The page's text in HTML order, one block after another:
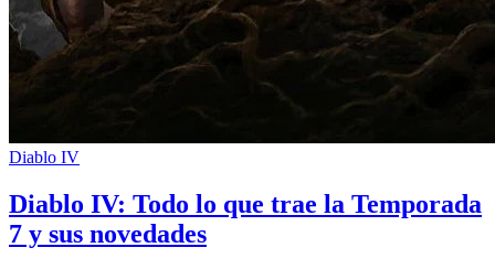
Diablo IV
Diablo IV: Todo lo que trae la Temporada
7 y sus novedades